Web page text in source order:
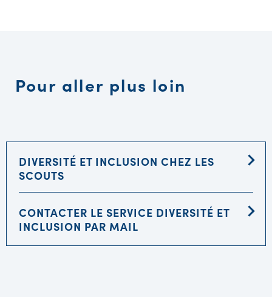
Pour aller plus loin
DIVERSITÉ ET INCLUSION CHEZ LES
SCOUTS
CONTACTER LE SERVICE DIVERSITÉ ET
INCLUSION PAR MAIL